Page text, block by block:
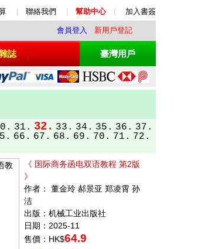
聯絡我們 幫助中心 加入書簽
會員登入 新用戶登記
誌 臺灣用戶
31. 32. 33. 34. 35. 36. 37.
66. 67. 68. 69. 70. 71. 72.
《 国际商务函电双语教程 第2版
》
作者： 董金玲 郝景亚 郑凌霄 孙
洁
出版：机械工业出版社
日期：2025-11
售價：HK$64.9